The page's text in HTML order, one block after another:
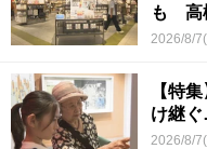
も 高
2026/8/
【特
け継
2026/8/